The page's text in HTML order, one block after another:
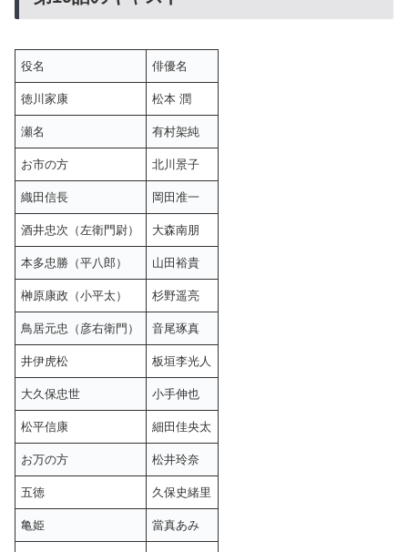
役名 俳優名
徳川家康 松本 潤
瀬名 有村架純
お市の方 北川景子
織田信長 岡田准一
酒井忠次（左衛門尉） 大森南朋
本多忠勝（平八郎） 山田裕貴
榊原康政（小平太） 杉野遥亮
鳥居元忠（彦右衛門） 音尾琢真
井伊虎松 板垣李光人
大久保忠世 小手伸也
松平信康 細田佳央太
お万の方 松井玲奈
五徳 久保史緒里
亀姫 當真あみ